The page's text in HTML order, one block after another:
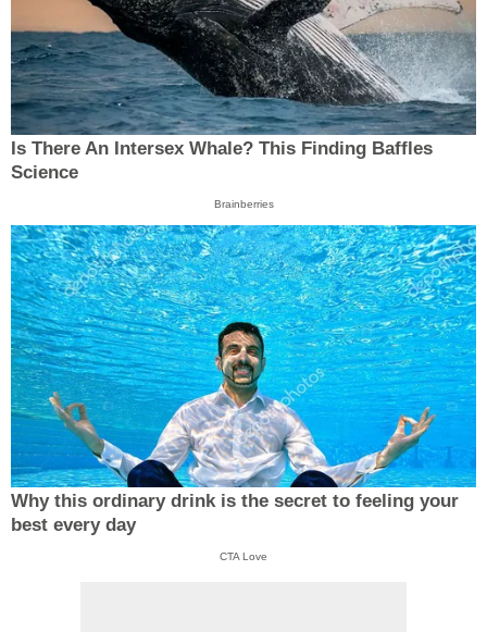
Is There An Intersex Whale? This Finding Baffles
Science
Brainberries
Why this ordinary drink is the secret to feeling your
best every day
CTA Love